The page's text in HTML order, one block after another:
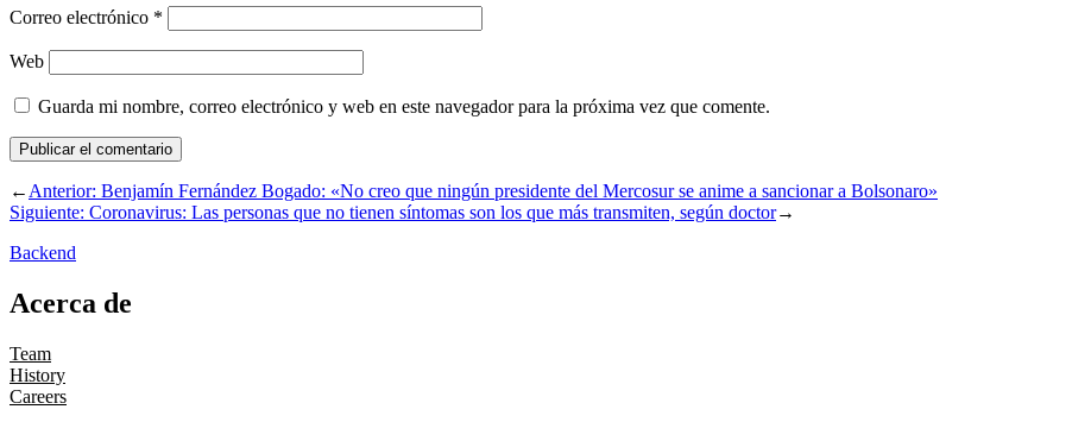
Correo electrónico *
Web
Guarda mi nombre, correo electrónico y web en este navegador para la próxima vez que comente.
←Anterior: Benjamín Fernández Bogado: «No creo que ningún presidente del Mercosur se anime a sancionar a Bolsonaro»
Siguiente: Coronavirus: Las personas que no tienen síntomas son los que más transmiten, según doctor→
Backend
Acerca de
Team
History
Careers